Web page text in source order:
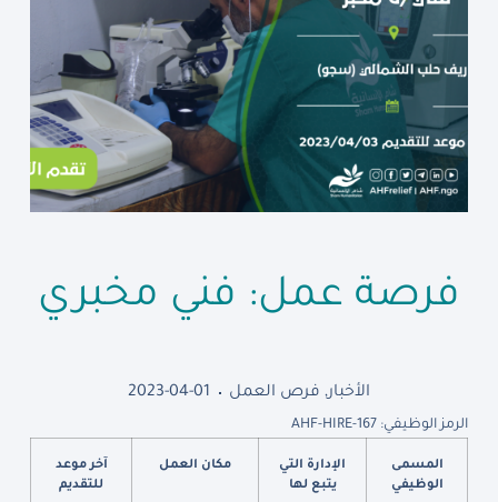
فرصة عمل: فني مخبري
الأخبار, فرص العمل 2023-04-01
الرمز الوظيفي: AHF-HIRE-167
المسمى
الوظيفي
الإدارة التي
يتبع لها
مكان العمل
آخر موعد
للتقديم